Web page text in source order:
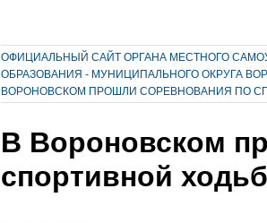
ОФИЦИАЛЬНЫЙ САЙТ ОРГАНА МЕСТНОГО
ОБРАЗОВАНИЯ - МУНИЦИПАЛЬНОГО ОКРУГА
ВОРОНОВСКОМ ПРОШЛИ СОРЕВНОВАНИЯ ПО
В Вороновском
спортивной